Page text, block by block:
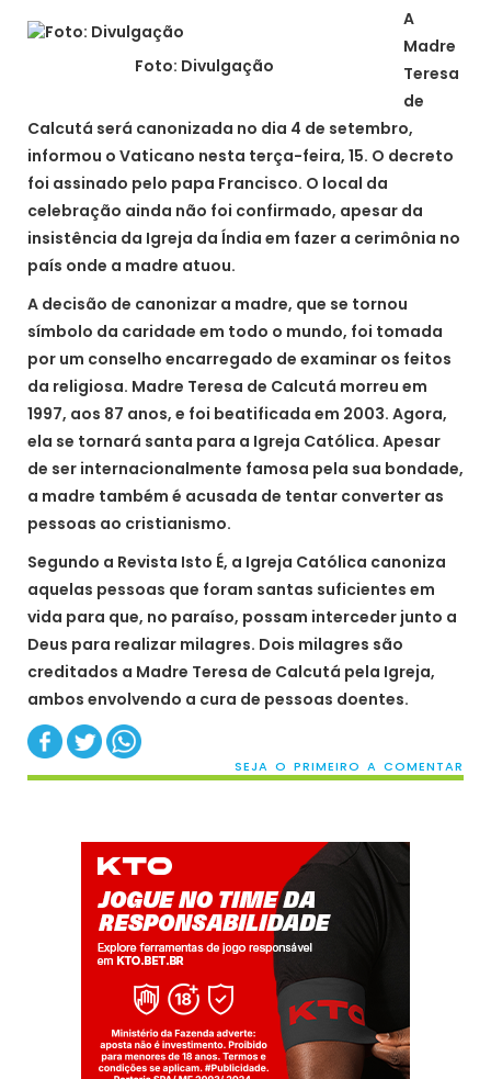
Foto: Divulgação
A
Madre
Teresa
de
Calcutá será canonizada no dia 4 de setembro,
informou o Vaticano nesta terça-feira, 15. O decreto
foi assinado pelo papa Francisco. O local da
celebração ainda não foi confirmado, apesar da
insistência da Igreja da Índia em fazer a cerimônia no
país onde a madre atuou.
A decisão de canonizar a madre, que se tornou
símbolo da caridade em todo o mundo, foi tomada
por um conselho encarregado de examinar os feitos
da religiosa. Madre Teresa de Calcutá morreu em
1997, aos 87 anos, e foi beatificada em 2003. Agora,
ela se tornará santa para a Igreja Católica. Apesar
de ser internacionalmente famosa pela sua bondade,
a madre também é acusada de tentar converter as
pessoas ao cristianismo.
Segundo a Revista Isto É, a Igreja Católica canoniza
aquelas pessoas que foram santas suficientes em
vida para que, no paraíso, possam interceder junto a
Deus para realizar milagres. Dois milagres são
creditados a Madre Teresa de Calcutá pela Igreja,
ambos envolvendo a cura de pessoas doentes.
SEJA O PRIMEIRO A COMENTAR